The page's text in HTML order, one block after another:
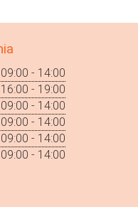
09:00 - 14:00
16:00 - 19:00
09:00 - 14:00
09:00 - 14:00
09:00 - 14:00
09:00 - 14:00